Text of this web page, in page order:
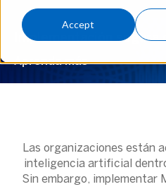
Accept
Implementación segura
Aprenda más
Las organizaciones están
inteligencia artificial
Sin embargo, implementar